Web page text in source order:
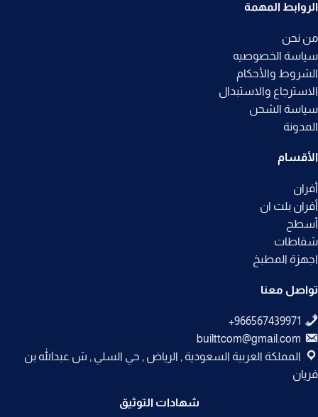
الروابط المهمة
من نحن
سياسة الخصوصيه
الشروط والأحكام
الاسترجاع والاستبدال
سياسة الشحن
المدونة
الأقسام
أفران
أفران بلت ان
أسطح
شفاطات
اجهزة المطبخ
تواصل معنا
builttcom@gmail.com
المملكة العربية السعودية , الرياض , حي السلي , ش عبدالله بن
فريان
شهادات التوثيق